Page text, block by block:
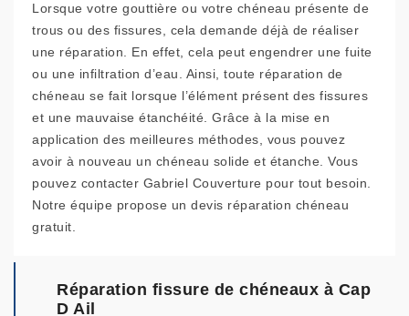
Lorsque votre gouttière ou votre chéneau présente de
trous ou des fissures, cela demande déjà de réaliser
une réparation. En effet, cela peut engendrer une fuite
ou une infiltration d’eau. Ainsi, toute réparation de
chéneau se fait lorsque l’élément présent des fissures
et une mauvaise étanchéité. Grâce à la mise en
application des meilleures méthodes, vous pouvez
avoir à nouveau un chéneau solide et étanche. Vous
pouvez contacter Gabriel Couverture pour tout besoin.
Notre équipe propose un devis réparation chéneau
gratuit.
Réparation fissure de chéneaux à Cap
D Ail